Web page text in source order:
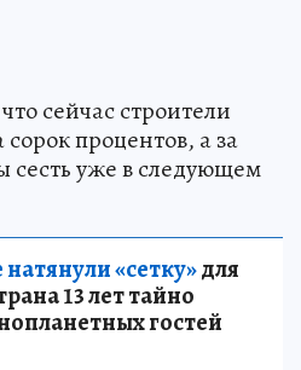
сейчас строители
процентов, а за
сесть уже в следующем
«сетку»для
13 лет тайно
гостей